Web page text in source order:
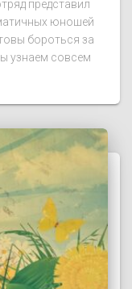
представил
юношей
бороться за
узнаем совсем